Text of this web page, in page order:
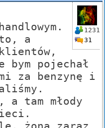
1231
31
a
bym pojechał
za benzynę i
a tam młody